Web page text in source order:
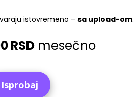
istovremeno – sa upload-om.
RSD mesečno
Isprobaj